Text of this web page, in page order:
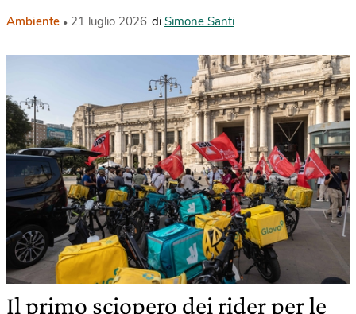
Ambiente 21 luglio 2026 di Simone Santi
Il primo sciopero dei rider per le